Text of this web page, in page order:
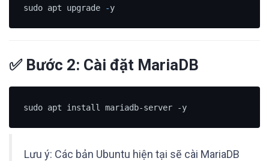
sudo apt upgrade
- y
✅ Bước 2: Cài đặt MariaDB
sudo apt install mariadb-server -y
Lưu ý: Các bản Ubuntu hiện tại sẽ cài MariaDB